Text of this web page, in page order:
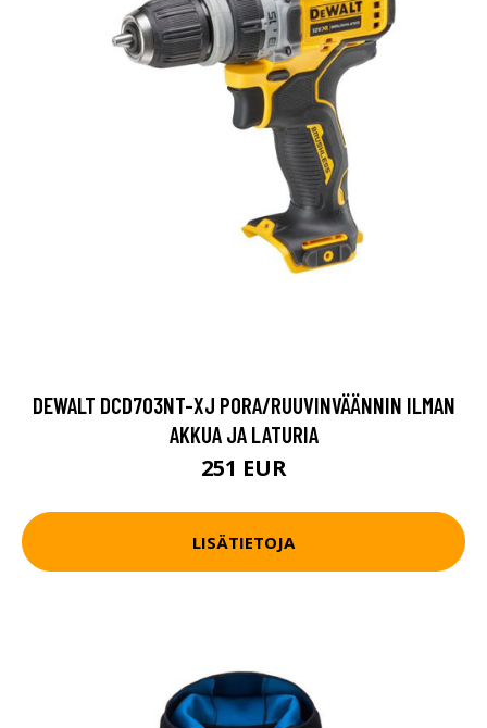
DEWALT DCD703NT-XJ PORA/RUUVINVÄÄNNIN ILMAN
AKKUA JA LATURIA
251 EUR
LISÄTIETOJA